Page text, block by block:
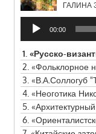
ГАЛИНА
Аудиоплеер
00:00
1. «Русско-византийский стиль -
2. «Фольклорное направление в
3. «В.А.Соллогуб
4. «Неоготика
5. «Архитектурный
6.